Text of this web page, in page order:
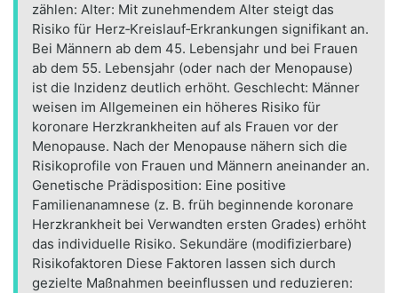
zählen: Alter: Mit zunehmendem Alter steigt das
Risiko für Herz‑Kreislauf‑Erkrankungen signifikant an.
Bei Männern ab dem 45. Lebensjahr und bei Frauen
ab dem 55. Lebensjahr (oder nach der Menopause)
ist die Inzidenz deutlich erhöht. Geschlecht: Männer
weisen im Allgemeinen ein höheres Risiko für
koronare Herzkrankheiten auf als Frauen vor der
Menopause. Nach der Menopause nähern sich die
Risikoprofile von Frauen und Männern aneinander an.
Genetische Prädisposition: Eine positive
Familienanamnese (z. B. früh beginnende koronare
Herzkrankheit bei Verwandten ersten Grades) erhöht
das individuelle Risiko. Sekundäre (modifizierbare)
Risikofaktoren Diese Faktoren lassen sich durch
gezielte Maßnahmen beeinflussen und reduzieren: